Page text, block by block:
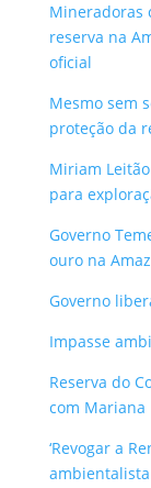
Mineradoras
reserva na
oficial
Mesmo sem
proteção da
Miriam
para
Governo
ouro na
Governo
Impasse
Reserva do
com Mariana
‘Revogar a
ambientalista